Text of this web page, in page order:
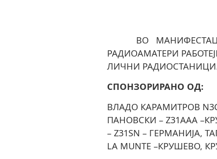
ВО
РАДИОАМАТЕРИ
ЛИЧНИ
СПОНЗОРИРАНО ОД:
ВЛАДО КАРАМИТРОВ
ПАНОВСКИ – Z31AAA
– Z31SN – ГЕРМАНИЈА,
LA MUNTE –КРУШЕВО,